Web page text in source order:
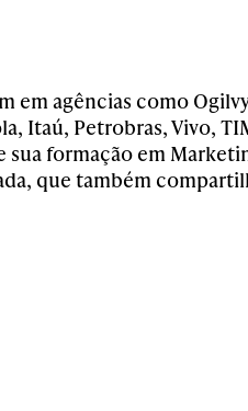
em agências como
Itaú, Petrobras, Vivo,
formação em
que também